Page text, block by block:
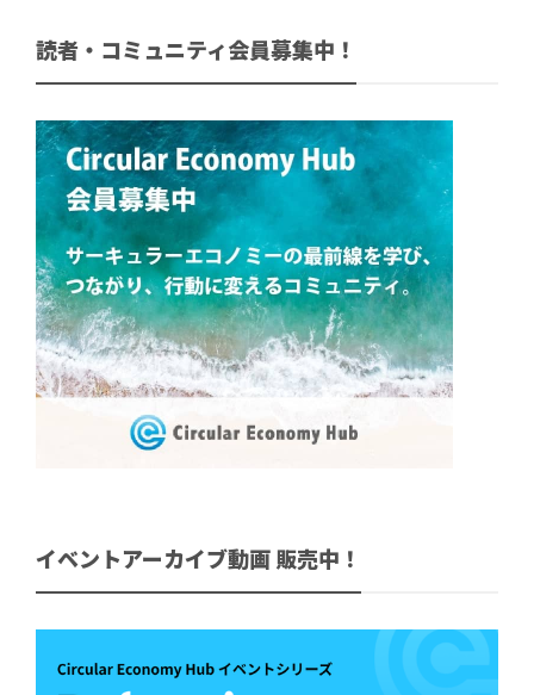
読者・コミュニティ会員募集中！
イベントアーカイブ動画 販売中！